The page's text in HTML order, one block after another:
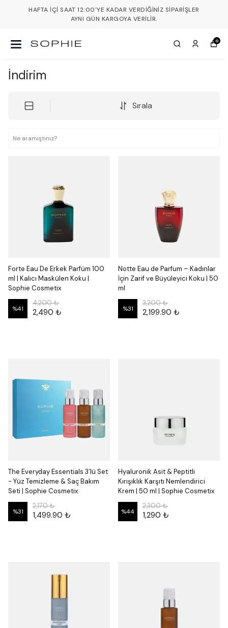
HAFTA İÇI SAAT 12:00'YE KADAR VERDIĞINIZ SIPARIŞLER
AYNI GÜN KARGOYA VERILIR.
0
İndirim
Sırala
Forte Eau De Erkek Parfüm 100
ml | Kalıcı Maskülen Koku |
Sophie Cosmetix
%41
4,200 ₺
2,490 ₺
Notte Eau de Parfum – Kadınlar
İçin Zarif ve Büyüleyici Koku | 50
ml
%31
3,200 ₺
2,199.90 ₺
The Everyday Essentials 3’lü Set
- Yüz Temizleme & Saç Bakım
Seti | Sophie Cosmetix
%31
2,170 ₺
1,499.90 ₺
Hyaluronik Asit & Peptitli
Kırışıklık Karşıtı Nemlendirici
Krem | 50 ml | Sophie Cosmetix
%44
2,300 ₺
1,290 ₺